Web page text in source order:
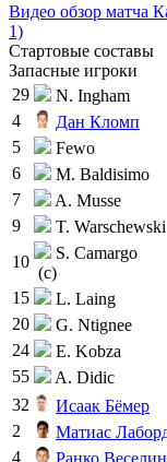
Видео обзор матча
1)
Стартовые составы
Запасные игроки
29
N. Ingham
4
Дан Кломп
5
Fewo
6
M. Baldisimo
7
A. Musse
9
T. Warschewski
10
S. Camargo
(c)
15
L. Laing
20
G. Ntignee
24
E. Kobza
55
A. Didic
32
Исаак Бёмер
2
Матиас
4
Ранко